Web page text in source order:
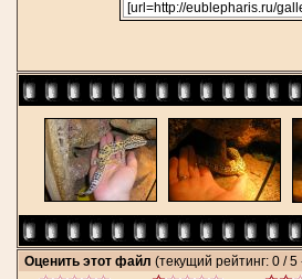
Оценить этот файл (текущий рейтинг: 0 / 5